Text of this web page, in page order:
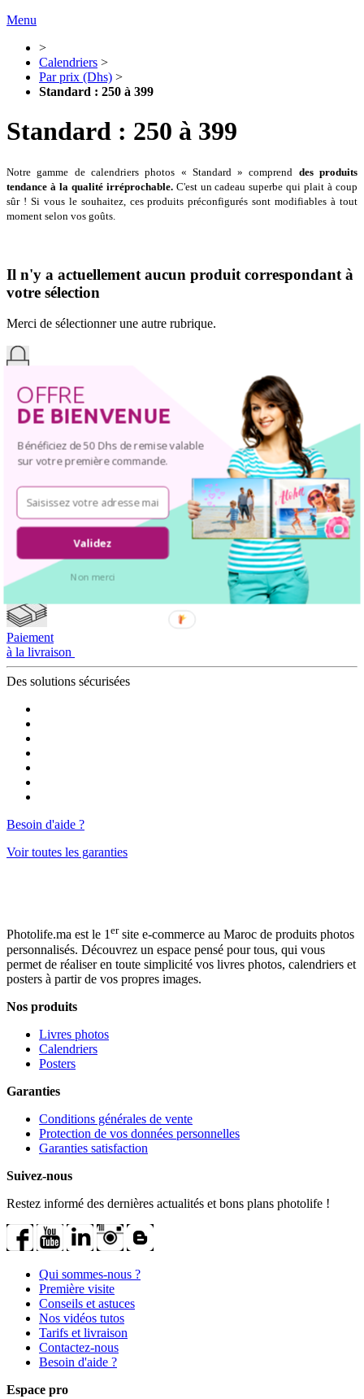
Menu
>
Calendriers >
Par prix (Dhs) >
Standard : 250 à 399
Standard : 250 à 399
Notre gamme de calendriers photos « Standard » comprend des produits
tendance à la qualité irréprochable. C'est un cadeau superbe qui plait à coup
sûr ! Si vous le souhaitez, ces produits préconfigurés sont modifiables à tout
moment selon vos goûts.
Il n'y a actuellement aucun produit correspondant à
votre sélection
Merci de sélectionner une autre rubrique.
Paiement sécurisé 24h/24h
Des conseillers
à votre écoute
Paiement
à la livraison
Des solutions sécurisées
Besoin d'aide ?
Voir toutes les garanties
Photolife.ma est le 1ersite e-commerce au Maroc de produits photos
personnalisés. Découvrez un espace pensé pour tous, qui vous
permet de réaliser en toute simplicité vos livres photos, calendriers et
posters à partir de vos propres images.
Nos produits
Livres photos
Calendriers
Posters
Garanties
Conditions générales de vente
Protection de vos données personnelles
Garanties satisfaction
Suivez-nous
Restez informé des dernières actualités et bons plans photolife !
Qui sommes-nous ?
Première visite
Conseils et astuces
Nos vidéos tutos
Tarifs et livraison
Contactez-nous
Besoin d'aide ?
Espace pro
OFFRE
Bénéficiez de 50 Dhs de remise valable
sur votre première commande.
Validez
Non merci
DE BIENVENUE